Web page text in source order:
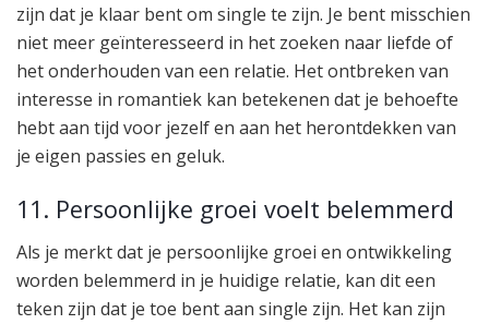
zijn dat je klaar bent om single te zijn. Je bent misschien
niet meer geïnteresseerd in het zoeken naar liefde of
het onderhouden van een relatie. Het ontbreken van
interesse in romantiek kan betekenen dat je behoefte
hebt aan tijd voor jezelf en aan het herontdekken van
je eigen passies en geluk.
11. Persoonlijke groei voelt belemmerd
Als je merkt dat je persoonlijke groei en ontwikkeling
worden belemmerd in je huidige relatie, kan dit een
teken zijn dat je toe bent aan single zijn. Het kan zijn